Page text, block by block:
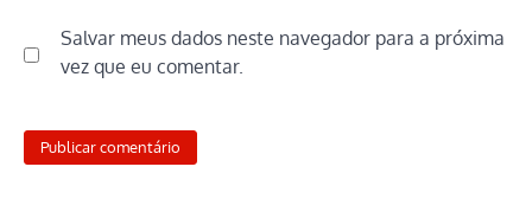
Salvar meus dados neste navegador para a próxima
vez que eu comentar.